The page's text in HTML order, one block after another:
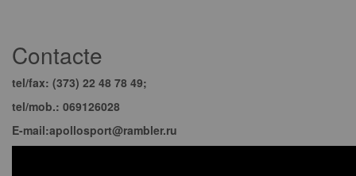
Contacte
tel/fax: (373) 22 48 78 49;
tel/mob.: 069126028
E-mail:apollosport@rambler.ru